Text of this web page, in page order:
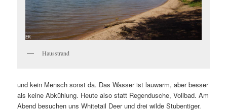
Hausstrand
und kein Mensch sonst da. Das Wasser ist lauwarm, aber besser
als keine Abkühlung. Heute also statt Regendusche, Vollbad. Am
Abend besuchen uns Whitetail Deer und drei wilde Stubentiger.